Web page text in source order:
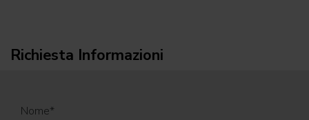
Richiesta Informazioni
Nome*